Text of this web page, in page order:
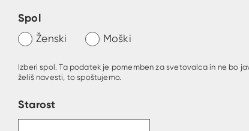
Spol
Ženski Moški
Izberi spol. Ta podatek je pomemben za svetovalca in ne bo
želiš navesti, to spoštujemo.
Starost